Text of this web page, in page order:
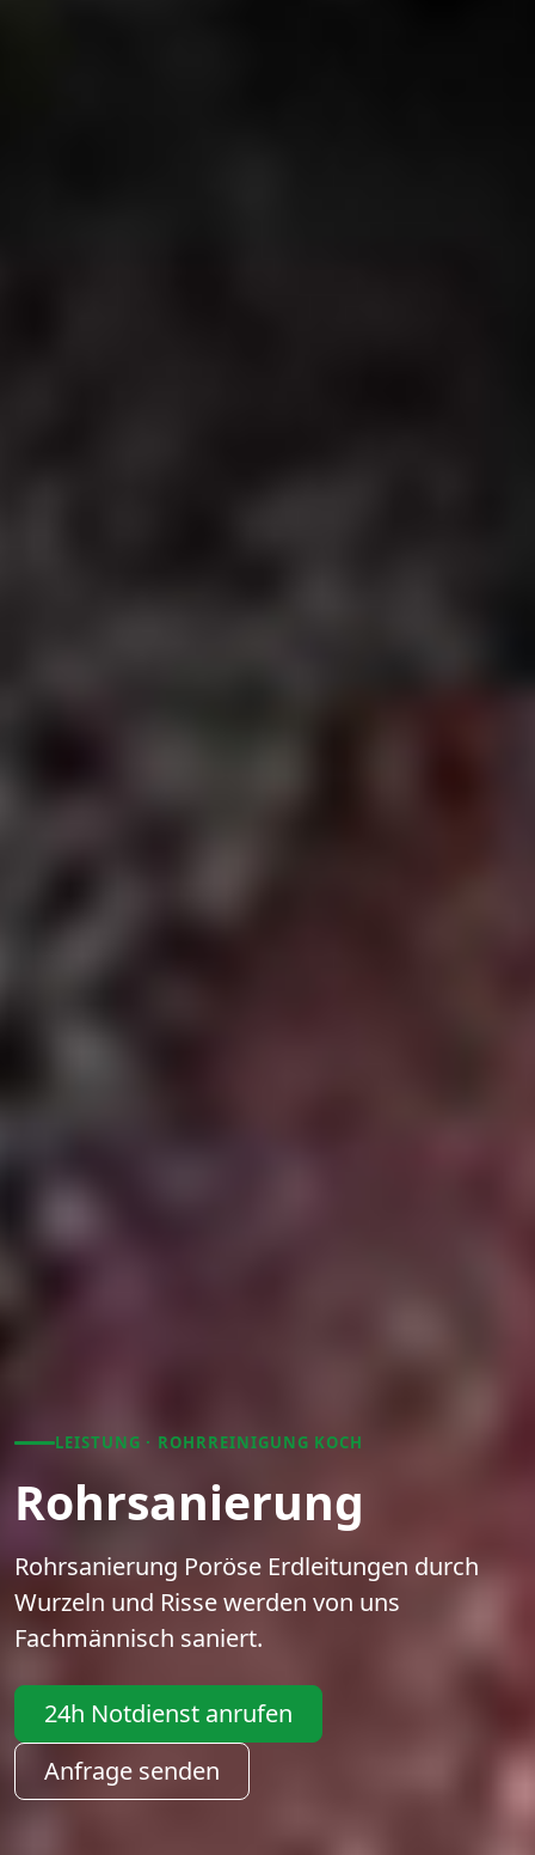
LEISTUNG · ROHRREINIGUNG KOCH
Rohrsanierung
Rohrsanierung Poröse Erdleitungen durch
Wurzeln und Risse werden von uns
Fachmännisch saniert.
24h Notdienst anrufen
Anfrage senden